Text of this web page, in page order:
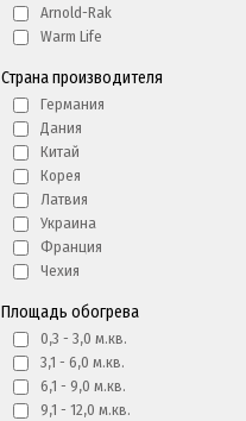
Arnold-Rak
Warm Life
Страна производителя
Германия
Дания
Китай
Корея
Латвия
Украина
Франция
Чехия
Площадь обогрева
0,3 - 3,0 м.кв.
3,1 - 6,0 м.кв.
6,1 - 9,0 м.кв.
9,1 - 12,0 м.кв.